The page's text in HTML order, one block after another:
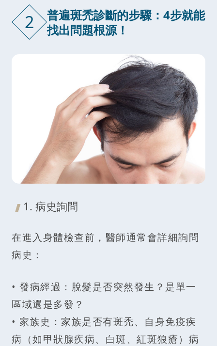
2
普遍斑禿診斷的步驟：4步就能
找出問題根源！
1. 病史詢問
在進入身體檢查前，醫師通常會詳細詢問
病史：
• 發病經過：脫髮是否突然發生？是單一
區域還是多發？
• 家族史：家族是否有斑禿、自身免疫疾
病（如甲狀腺疾病、白斑、紅斑狼瘡）病